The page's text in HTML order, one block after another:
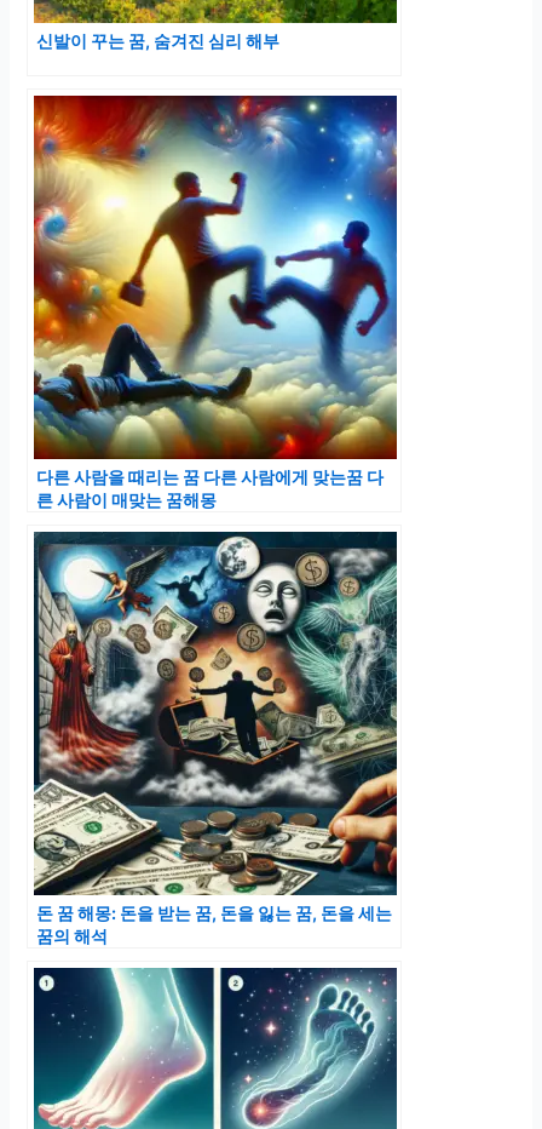
신발이 꾸는 꿈, 숨겨진 심리 해부
다른 사람을 때리는 꿈 다른 사람에게 맞는꿈 다
른 사람이 매맞는 꿈해몽
돈 꿈 해몽: 돈을 받는 꿈, 돈을 잃는 꿈, 돈을 세는
꿈의 해석